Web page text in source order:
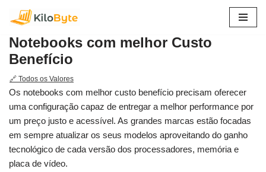
para
o
conteúdo
Notebooks com melhor Custo
Benefício
🔗 Todos os Valores
Os notebooks com melhor custo benefício precisam oferecer
uma configuração capaz de entregar a melhor performance por
um preço justo e acessível. As grandes marcas estão focadas
em sempre atualizar os seus modelos aproveitando do ganho
tecnológico de cada versão dos processadores, memória e
placa de vídeo.